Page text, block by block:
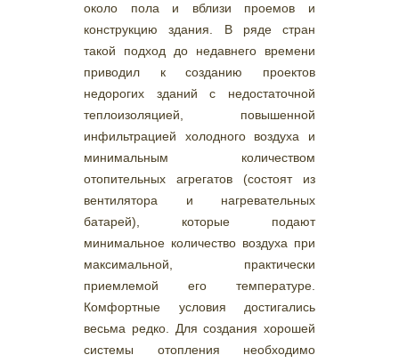
около пола и вблизи проемов и
конструкцию здания. В ряде стран
такой подход до недавнего времени
приводил к созданию проектов
недорогих зданий с недостаточной
теплоизоляцией, повышенной
инфильтрацией холодного воздуха и
минимальным количеством
отопительных агрегатов (состоят из
вентилятора и нагревательных
батарей), которые подают
минимальное количество воздуха при
максимальной, практически
приемлемой его температуре.
Комфортные условия достигались
весьма редко. Для создания хорошей
системы отопления необходимо